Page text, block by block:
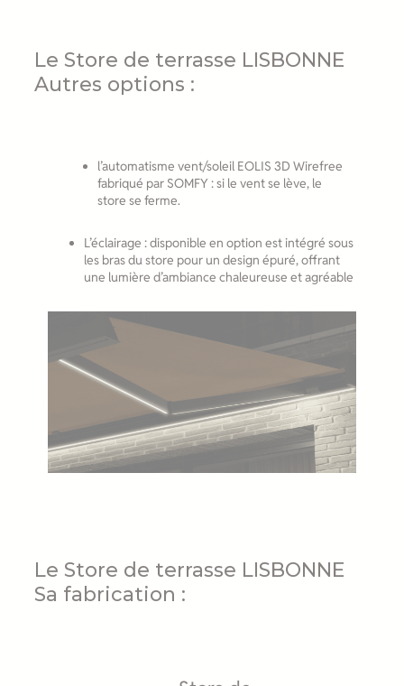
Le Store de terrasse LISBONNE
Autres options :
l’automatisme vent/soleil EOLIS 3D Wirefree
fabriqué par SOMFY : si le vent se lève, le
store se ferme.
L’éclairage : disponible en option est intégré sous
les bras du store pour un design épuré, offrant
une lumière d’ambiance chaleureuse et agréable
Le Store de terrasse LISBONNE
Sa fabrication :